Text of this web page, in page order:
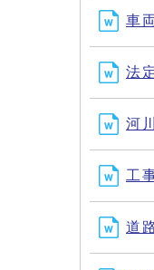
車
法
河
工
道